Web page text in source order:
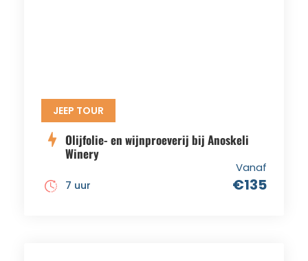
JEEP TOUR
Olijfolie- en wijnproeverij bij Anoskeli
Winery
Vanaf
€135
7 uur